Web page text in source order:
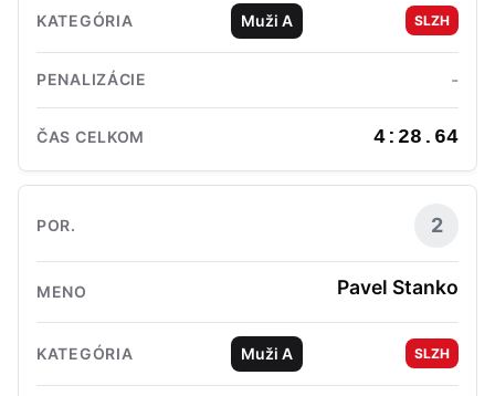
Muži A SLZH
-
4:28.64
2
Pavel Stanko
Muži A SLZH